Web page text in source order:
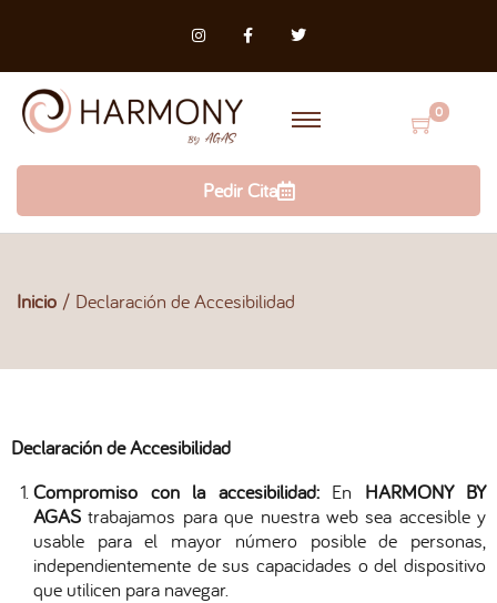
0
Pedir Cita
Inicio / Declaración de Accesibilidad
Declaración de Accesibilidad
Compromiso con la accesibilidad: En HARMONY BY
AGAStrabajamos para que nuestra web sea accesible y
usable para el mayor número posible de personas,
independientemente de sus capacidades o del dispositivo
que utilicen para navegar.